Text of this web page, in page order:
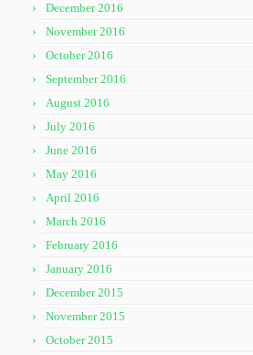
December 2016
November 2016
October 2016
September 2016
August 2016
July 2016
June 2016
May 2016
April 2016
March 2016
February 2016
January 2016
December 2015
November 2015
October 2015